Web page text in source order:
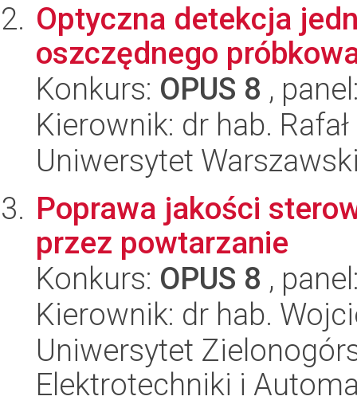
Optyczna detekcja
oszczędnego
Konkurs: OPUS 8 ,
Kierownik: dr hab.
Uniwersytet
Poprawa jakości
przez powtarzanie
Konkurs: OPUS 8 ,
Kierownik: dr hab.
Uniwersytet
Elektrotechniki i